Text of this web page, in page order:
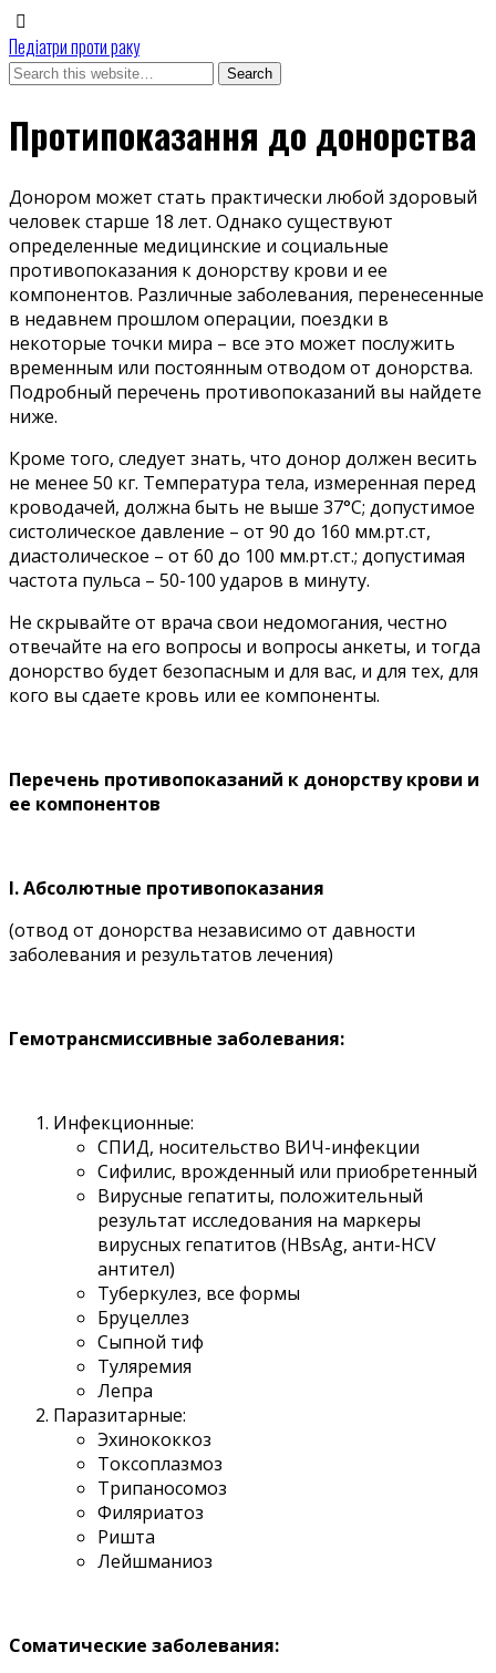
Педіатри проти раку
Протипоказання до донорства
Донором может стать практически любой здоровый
человек старше 18 лет. Однако существуют
определенные медицинские и социальные
противопоказания к донорству крови и ее
компонентов. Различные заболевания, перенесенные
в недавнем прошлом операции, поездки в
некоторые точки мира – все это может послужить
временным или постоянным отводом от донорства.
Подробный перечень противопоказаний вы найдете
ниже.
Кроме того, следует знать, что донор должен весить
не менее 50 кг. Температура тела, измеренная перед
кроводачей, должна быть не выше 37°С; допустимое
систолическое давление – от 90 до 160 мм.рт.ст,
диастолическое – от 60 до 100 мм.рт.ст.; допустимая
частота пульса – 50-100 ударов в минуту.
Не скрывайте от врача свои недомогания, честно
отвечайте на его вопросы и вопросы анкеты, и тогда
донорство будет безопасным и для вас, и для тех, для
кого вы сдаете кровь или ее компоненты.
Перечень противопоказаний к донорству крови и
ее компонентов
I. Абсолютные противопоказания
(отвод от донорства независимо от давности
заболевания и результатов лечения)
Гемотрансмиссивные заболевания:
Инфекционные:
СПИД, носительство ВИЧ-инфекции
Сифилис, врожденный или приобретенный
Вирусные гепатиты, положительный
результат исследования на маркеры
вирусных гепатитов (HBsAg, анти-HCV
антител)
Туберкулез, все формы
Бруцеллез
Сыпной тиф
Туляремия
Лепра
Паразитарные:
Эхинококкоз
Токсоплазмоз
Трипаносомоз
Филяриатоз
Ришта
Лейшманиоз
Соматические заболевания: